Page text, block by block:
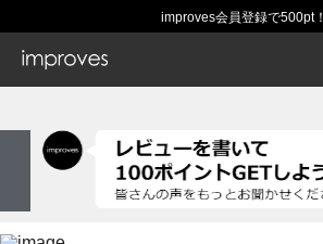
improves会員登録で500pt！